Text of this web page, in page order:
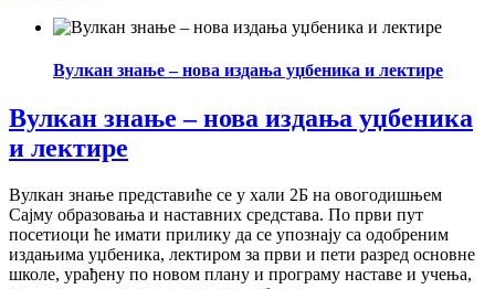
Вулкан знање – нова издања уџбеника и лектире
Вулкан знање – нова издања уџбеника
и лектире
Вулкан знање представиће се у хали 2Б на овогодишњем
Сајму образовања и наставних средстава. По први пут
посетиоци ће имати прилику да се упознају са одобреним
издањима уџбеника, лектиром за први и пети разред основне
школе, урађену по новом плану и програму наставе и учења,